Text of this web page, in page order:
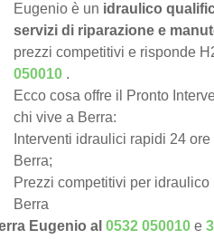
Eugenio è un idraulico
servizi di riparazione e
prezzi competitivi e risponde
050010 .
Ecco cosa offre il Pronto
chi vive a Berra:
Interventi idraulici rapidi 24
Berra;
Prezzi competitivi per
Berra
Eugenio al 0532 050010 e